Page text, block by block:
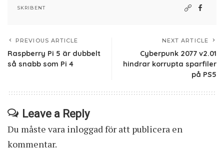
SKRIBENT
PREVIOUS ARTICLE
Raspberry Pi 5 är dubbelt
så snabb som Pi 4
NEXT ARTICLE
Cyberpunk 2077 v2.01
hindrar korrupta sparfiler
på PS5
Leave a Reply
Du måste vara inloggadför att publicera en
kommentar.